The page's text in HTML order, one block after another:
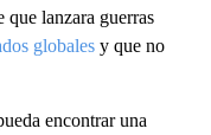
que lanzara guerras
globales y que no
encontrar una